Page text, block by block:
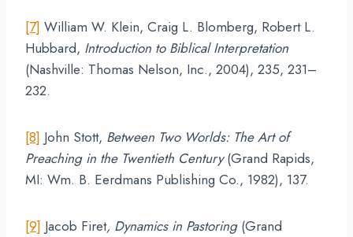
[7] William W. Klein, Craig L. Blomberg, Robert L.
Hubbard, Introduction to Biblical Interpretation
(Nashville: Thomas Nelson, Inc., 2004), 235, 231–
232.
[8] John Stott, Between Two Worlds: The Art of
Preaching in the Twentieth Century(Grand Rapids,
MI: Wm. B. Eerdmans Publishing Co., 1982), 137.
[9] Jacob Firet, Dynamics in Pastoring (Grand